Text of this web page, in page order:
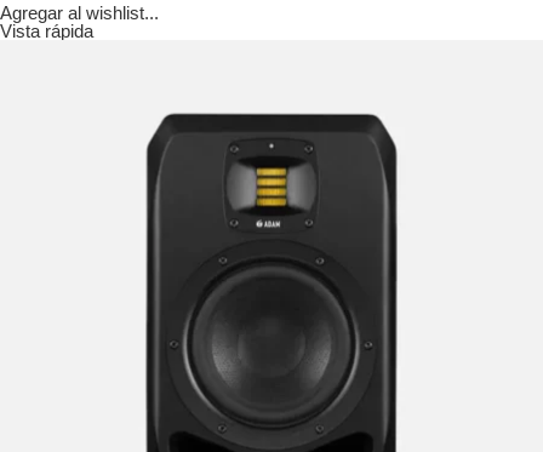
Agregar al wishlist...
Vista rápida